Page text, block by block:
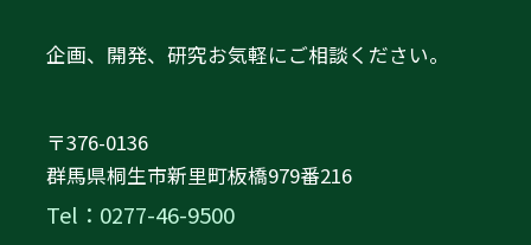
企画、開発、研究お気軽にご相談ください。
〒376-0136
群馬県桐生市新里町板橋979番216
Tel：0277-46-9500